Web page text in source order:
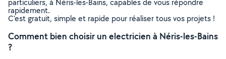
particuliers, à Néris-les-Bains, capables de vous répondre
rapidement.
C’est gratuit, simple et rapide pour réaliser tous vos projets !
Comment bien choisir un electricien à Néris-les-Bains
?